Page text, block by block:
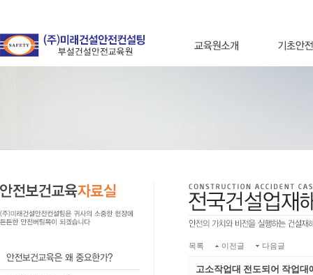
목록 이전글 다음글
고소작업대 전도되어 작업대